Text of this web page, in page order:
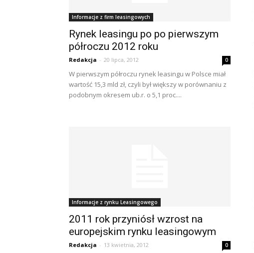
Informacje z firm leasingowych
Rynek leasingu po po pierwszym
półroczu 2012 roku
Redakcja - 20 lipca, 2012 0
W pierwszym półroczu rynek leasingu w Polsce miał
wartość 15,3 mld zł, czyli był większy w porównaniu z
podobnym okresem ub.r. o 5,1 proc....
Informacje z rynku Leasingowego
2011 rok przyniósł wzrost na
europejskim rynku leasingowym
Redakcja - 13 kwietnia, 2012 0